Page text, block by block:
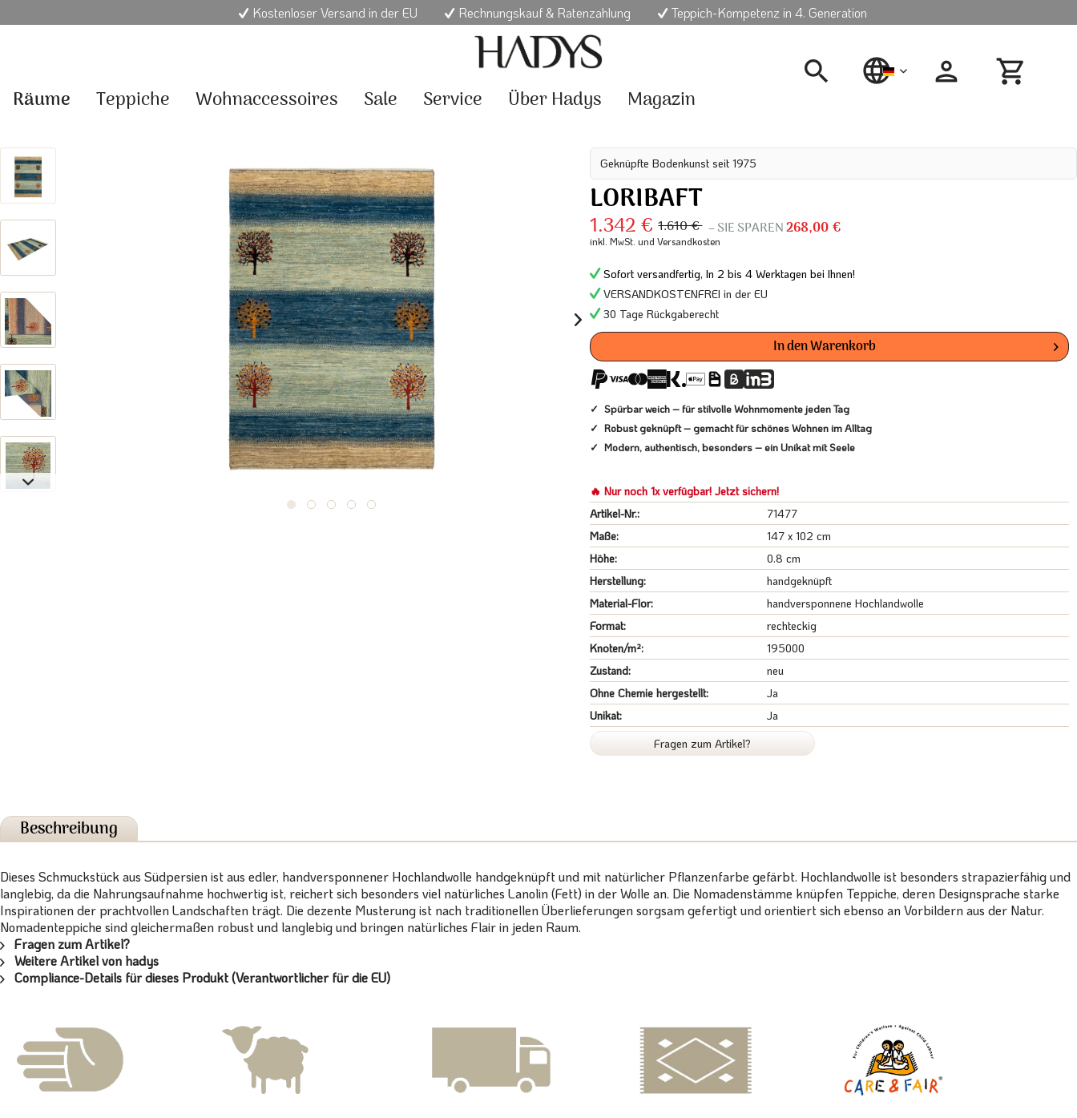
Kostenloser Versand in der EU Rechnungskauf & Ratenzahlung Teppich-Kompetenz in 4. Generation
deutsch
Räume Teppiche Wohnaccessoires Sale Service Über Hadys Magazin
Geknüpfte Bodenkunst seit 1975
LORIBAFT
1.342 € 1.610 € – SIE SPAREN268,00 €
inkl. MwSt. und Versandkosten
Sofort versandfertig, In 2 bis 4 Werktagen bei Ihnen!
VERSANDKOSTENFREI in der EU
30 Tage Rückgaberecht
In denWarenkorb
Spürbar weich – für stilvolle Wohnmomente jeden Tag
Robust geknüpft – gemacht für schönes Wohnen im Alltag
Modern, authentisch, besonders – ein Unikat mit Seele
🔥 Nur noch 1x verfügbar! Jetzt sichern!
Artikel-Nr.:
71477
Maße:
147 x 102 cm
Höhe:
0.8 cm
Herstellung:
handgeknüpft
Material-Flor:
handversponnene Hochlandwolle
Format:
rechteckig
Knoten/m²:
195000
Zustand:
neu
Ohne Chemie hergestellt:
Ja
Unikat:
Ja
Fragen zum Artikel?
Beschreibung
Dieses Schmuckstück aus Südpersien ist aus edler, handversponnener Hochlandwolle handgeknüpft und mit natürlicher Pflanzenfarbe gefärbt. Hochlandwolle ist besonders strapazierfähig und
langlebig, da die Nahrungsaufnahme hochwertig ist, reichert sich besonders viel natürliches Lanolin (Fett) in der Wolle an. Die Nomadenstämme knüpfen Teppiche, deren Designsprache starke
Inspirationen der prachtvollen Landschaften trägt. Die dezente Musterung ist nach traditionellen Überlieferungen sorgsam gefertigt und orientiert sich ebenso an Vorbildern aus der Natur.
Nomadenteppiche sind gleichermaßen robust und langlebig und bringen natürliches Flair in jeden Raum.
Fragen zum Artikel?
Weitere Artikel von hadys
Compliance-Details für dieses Produkt (Verantwortlicher für die EU)